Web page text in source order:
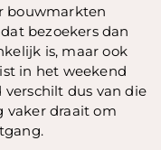
bouwmarkten
bezoekers dan
is, maar ook
in het weekend
dus van die
vaker draait om